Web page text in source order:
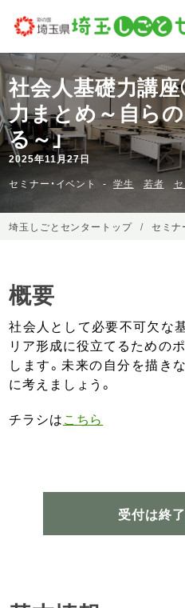
社会人基礎力講
力まとめ～自ら
る～」
2025年11月27日
セミナー・イベント
学生 若者
埼玉しごとセンタートップ セミナ
概要
社会人として必要不可欠な
リア形成に役立てるための
します。未来の自分を描き
に考えましょう。
チラシはこちら
受付は終